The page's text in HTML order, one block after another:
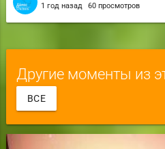
1 год назад 60 просмотров
Другие моменты из
ВСЕ